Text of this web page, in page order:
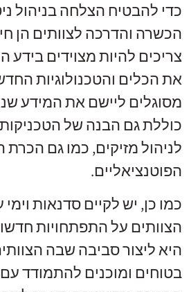
כדי להבטיח הצלחה בניהול
הכשרה והדרכה לצוותים הן
צריכים להיות מצוידים בידע
את הכלים והטכנולוגיות
מסוגלים ליישם את המידע
כוללת גם הבנה של
לניהול מזיקים, כמו גם הכרת
הפוטנציאליים.
כמו כן, יש לקיים סדנאות וימי
הצוותים על התפתחויות
היא ליצור סביבה שבה
בטוחים ומוכנים להתמודד